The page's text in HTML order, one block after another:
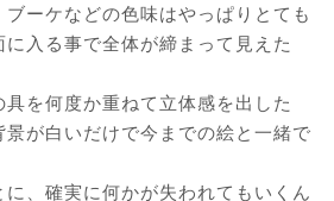
ブーケなどの色味はやっぱりとても
入る事で全体が締まって見えた
を何度か重ねて立体感を出した
景が白いだけで今までの絵と一緒で
、確実に何かが失われてもいくん